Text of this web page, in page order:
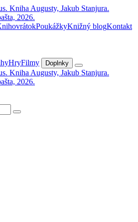
PoukážkyKnižný blogKontakt
HryFilmy Doplnky